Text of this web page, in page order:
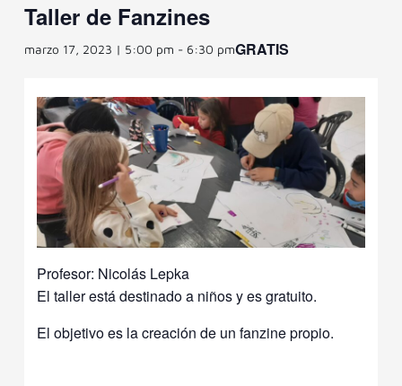
Taller de Fanzines
marzo 17, 2023 | 5:00 pm - 6:30 pmGRATIS
Profesor: Nicolás Lepka
El taller está destinado a niños y es gratuito.
El objetivo es la creación de un fanzine propio.